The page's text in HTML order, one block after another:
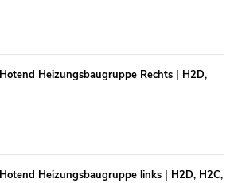
Heizungsbaugruppe Rechts | H2D,
Heizungsbaugruppe links | H2D, H2C,